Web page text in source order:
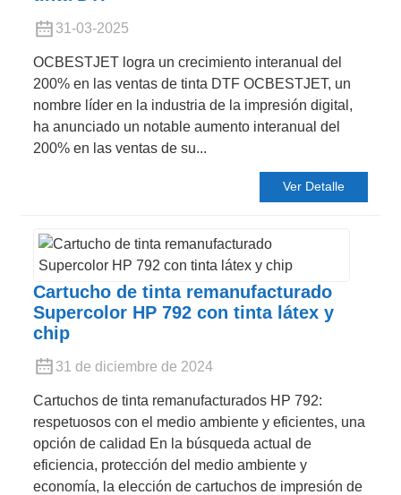
31-03-2025
OCBESTJET logra un crecimiento interanual del
200% en las ventas de tinta DTF OCBESTJET, un
nombre líder en la industria de la impresión digital,
ha anunciado un notable aumento interanual del
200% en las ventas de su...
Ver Detalle
Cartucho de tinta remanufacturado
Supercolor HP 792 con tinta látex y
chip
31 de diciembre de 2024
Cartuchos de tinta remanufacturados HP 792:
respetuosos con el medio ambiente y eficientes, una
opción de calidad En la búsqueda actual de
eficiencia, protección del medio ambiente y
economía, la elección de cartuchos de impresión de